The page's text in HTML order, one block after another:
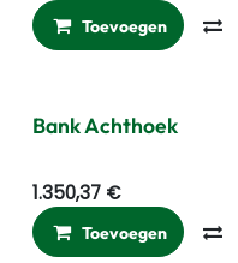
Toevoegen
Bank Achthoek
1.350,37 €
Toevoegen